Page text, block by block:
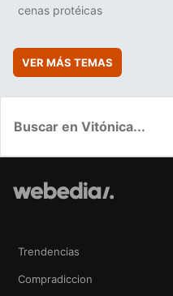
cenas protéicas
VER MÁS TEMAS
Trendencias
Compradiccion